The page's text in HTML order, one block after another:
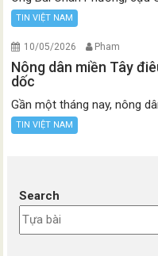
TIN VIỆT NAM
10/05/2026 Pham
Nông dân miền Tây
dốc
Gần một tháng nay, nông
TIN VIỆT NAM
Search